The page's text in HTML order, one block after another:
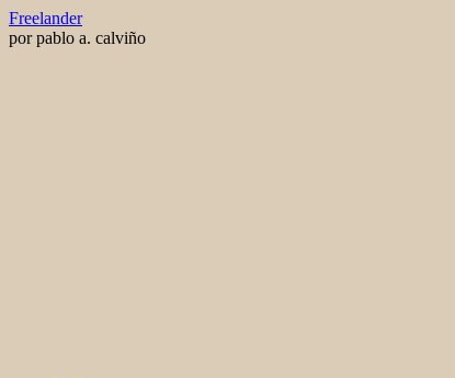
Saltar
al
Freelander
por pablo a. calviño